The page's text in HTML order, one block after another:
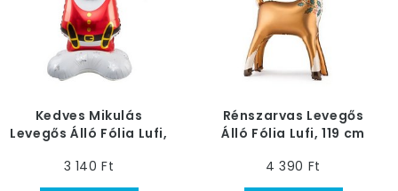
Kedves Mikulás
Levegős Álló Fólia Lufi,
3 140 Ft
Rénszarvas Levegős
Álló Fólia Lufi, 119 cm
4 390 Ft